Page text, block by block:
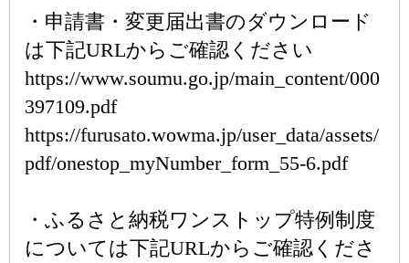
・申請書・変更届出書のダウンロード
は下記URLからご確認ください
https://www.soumu.go.jp/main_content/000
397109.pdf
https://furusato.wowma.jp/user_data/assets/
pdf/onestop_myNumber_form_55-6.pdf
・ふるさと納税ワンストップ特例制度
については下記URLからご確認くださ